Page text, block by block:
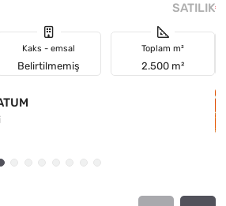
SATILIK
Kaks - emsal
Belirtilmemiş
Toplam m²
2.500 m²
₺